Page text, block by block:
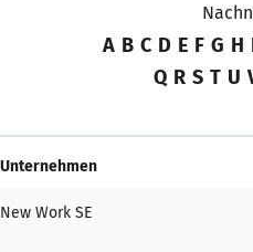
A B C D E F G H
Q R S T U
Unternehmen
New Work SE